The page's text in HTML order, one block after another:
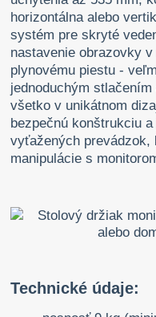
horizontálna alebo
systém pre skryté
nastavenie obrazovky
plynovému piestu -
jednoduchým
všetko v unikátnom
bezpečnú konštrukciu
vyťažených prevádzok,
manipulácie s
Technické údaje: